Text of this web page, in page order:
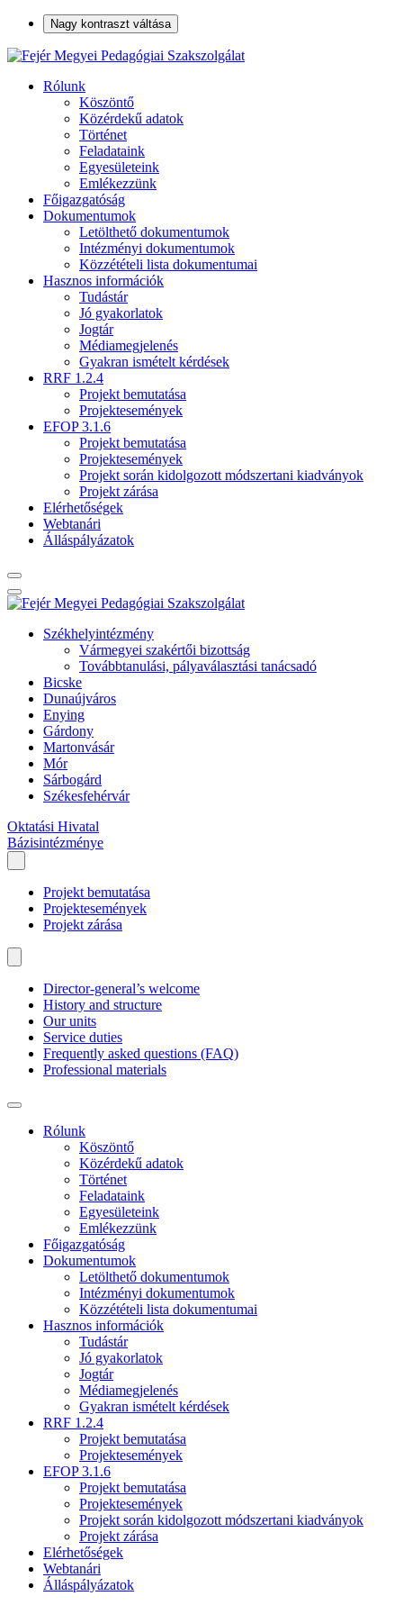
Nagy kontraszt váltása
Rólunk
Köszöntő
Közérdekű adatok
Történet
Feladataink
Egyesületeink
Emlékezzünk
Főigazgatóság
Dokumentumok
Letölthető dokumentumok
Intézményi dokumentumok
Közzétételi lista dokumentumai
Hasznos információk
Tudástár
Jó gyakorlatok
Jogtár
Médiamegjelenés
Gyakran ismételt kérdések
RRF 1.2.4
Projekt bemutatása
Projektesemények
EFOP 3.1.6
Projekt bemutatása
Projektesemények
Projekt során kidolgozott módszertani kiadványok
Projekt zárása
Elérhetőségek
Webtanári
Álláspályázatok
Székhelyintézmény
Vármegyei szakértői bizottság
Továbbtanulási, pályaválasztási tanácsadó
Bicske
Dunaújváros
Enying
Gárdony
Martonvásár
Mór
Sárbogárd
Székesfehérvár
Oktatási Hivatal
Bázisintézménye
Projekt bemutatása
Projektesemények
Projekt zárása
Director-general’s welcome
History and structure
Our units
Service duties
Frequently asked questions (FAQ)
Professional materials
Rólunk
Köszöntő
Közérdekű adatok
Történet
Feladataink
Egyesületeink
Emlékezzünk
Főigazgatóság
Dokumentumok
Letölthető dokumentumok
Intézményi dokumentumok
Közzétételi lista dokumentumai
Hasznos információk
Tudástár
Jó gyakorlatok
Jogtár
Médiamegjelenés
Gyakran ismételt kérdések
RRF 1.2.4
Projekt bemutatása
Projektesemények
EFOP 3.1.6
Projekt bemutatása
Projektesemények
Projekt során kidolgozott módszertani kiadványok
Projekt zárása
Elérhetőségek
Webtanári
Álláspályázatok